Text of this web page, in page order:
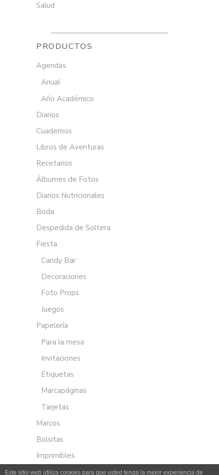
Salud
PRODUCTOS
Agendas
Anual
Año Académico
Diarios
Cuadernos
Libros de Aventuras
Recetarios
Álbumes de Fotos
Diarios Nutricionales
Boda
Despedida de Soltera
Fiesta
Candy Bar
Decoraciones
Foto Props
Juegos
Papelería
Para la mesa
Invitaciones
Etiquetas
Marcapáginas
Tarjetas
Marcos
Bolsitas
Imprimibles
Este sitio web utiliza cookies para que usted tenga la mejor experiencia de